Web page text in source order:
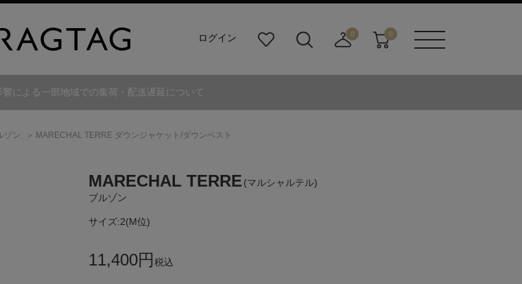
ログイン
り
ダ
0
寄
0
による一部地域での集荷・配送遅延について
ゾン MARECHAL TERRE ダウンジャケット/ダウンベスト
MARECHAL TERRE (マルシャルテル)
ブルゾン
サイズ:2(M位)
11,400円 税込